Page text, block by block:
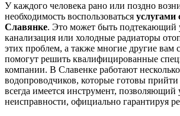
У каждого человека рано или поздно
необходимость воспользоваться услугами
Славянке. Это может быть подтекающий
канализация или холодные радиаторы
этих проблем, а также многие другие вам
помогут решить квалифицированные
компании. В Славенке работают
водопроводчиков, которые готовы
всегда имеется инструмент, позволяющий
неисправности, официально гарантируя